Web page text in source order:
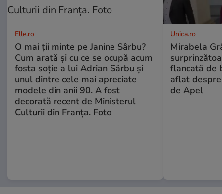
Elle.ro
O mai ții minte pe Janine Sârbu?
Cum arată și cu ce se ocupă acum
fosta soție a lui Adrian Sârbu și
unul dintre cele mai apreciate
modele din anii 90. A fost
decorată recent de Ministerul
Culturii din Franța. Foto
Unica.ro
Mirabela
flancată de
aflat
de Apel